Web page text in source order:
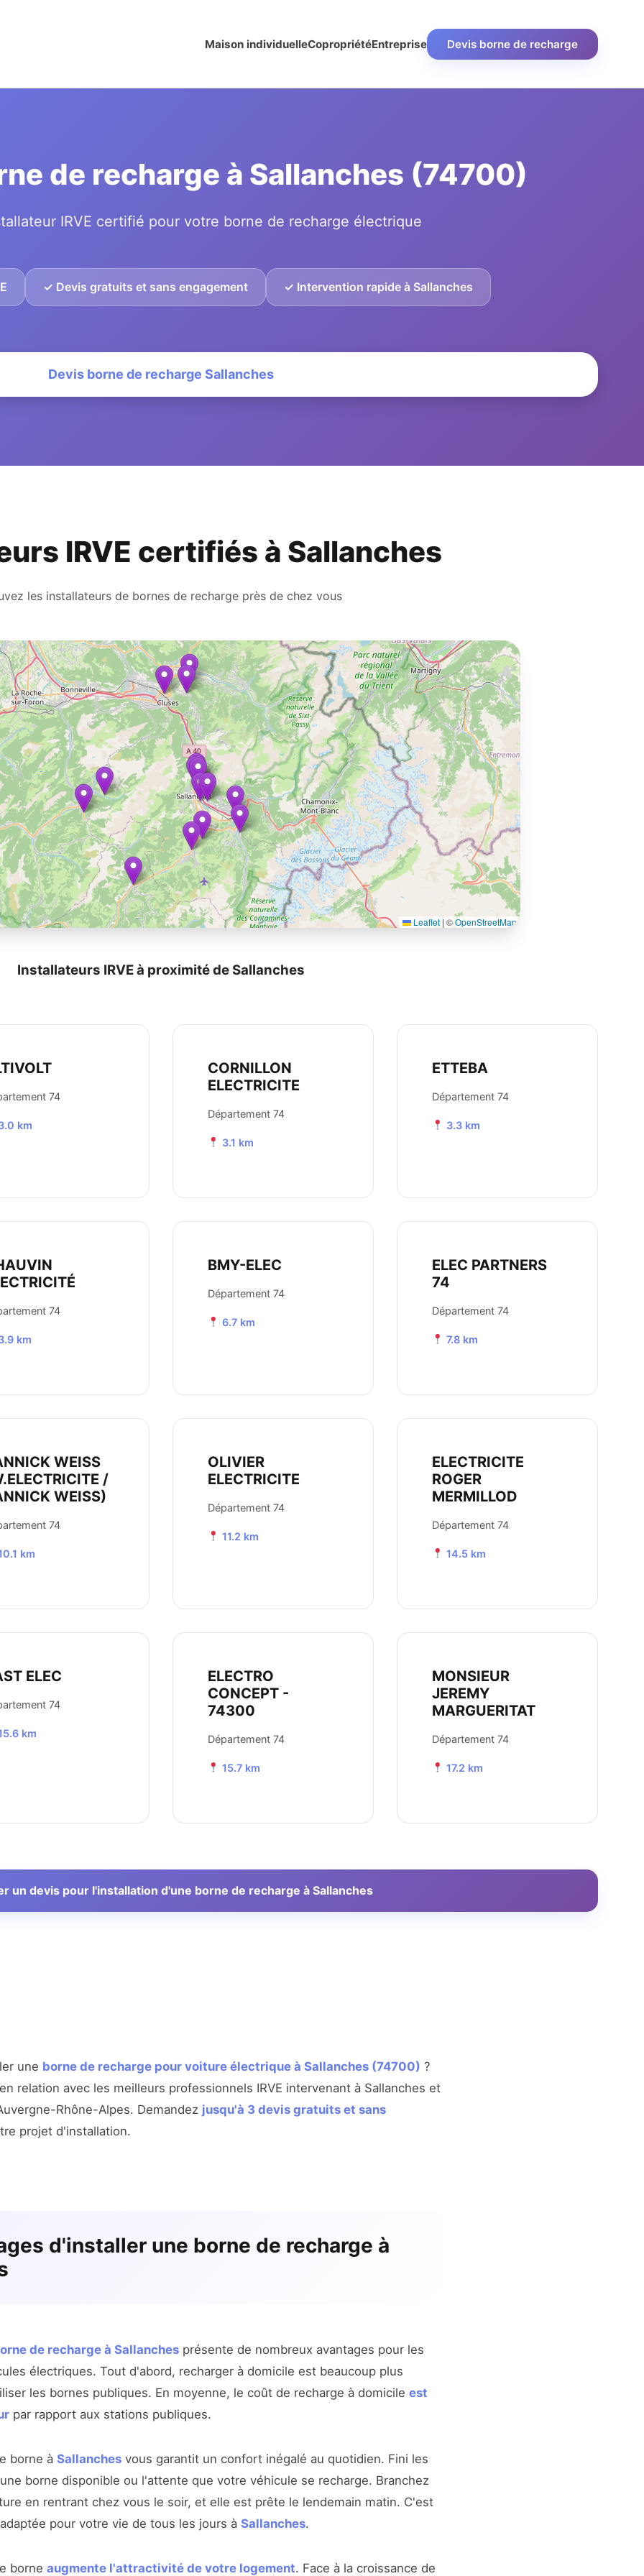
Maison individuelleCopropriétéEntreprise Devis borne de recharge
de recharge à Sallanches (74700)
IRVE certifié pour votre borne de recharge électrique
✓ Devis gratuits et sans engagement ✓ Intervention rapide à Sallanches
Devis borne de recharge Sallanches
IRVE certifiés à Sallanches
les installateurs de bornes de recharge près de chez vous
Leaflet | ©OpenStreetMap
Installateurs IRVE à proximité de Sallanches
74
km
CORNILLON
ELECTRICITE
Département 74
3.1 km
ETTEBA
Département 74
3.3 km
74
km
BMY-ELEC
Département 74
6.7 km
ELEC PARTNERS
74
Département 74
7.8 km
WEISS
/
WEISS)
74
km
OLIVIER
ELECTRICITE
Département 74
11.2 km
ELECTRICITE
ROGER
MERMILLOD
Département 74
14.5 km
ELEC
74
km
ELECTRO
CONCEPT -
74300
Département 74
15.7 km
MONSIEUR
JEREMY
MARGUERITAT
Département 74
17.2 km
un devis pour l'installation d'une borne de recharge à Sallanches
une borne de recharge pour voiture électrique à Sallanches (74700) ?
relation avec les meilleurs professionnels IRVE intervenant à Sallanches et
Rhône-Alpes. Demandez jusqu'à 3 devis gratuits et sans
projet d'installation.
d'installer une borne de recharge à
de recharge à Sallanches présente de nombreux avantages pour les
électriques. Tout d'abord, recharger à domicile est beaucoup plus
les bornes publiques. En moyenne, le coût de recharge à domicile est
par rapport aux stations publiques.
borne à Sallanches vous garantit un confort inégalé au quotidien. Fini les
borne disponible ou l'attente que votre véhicule se recharge. Branchez
en rentrant chez vous le soir, et elle est prête le lendemain matin. C'est
pour votre vie de tous les jours à Sallanches.
borne augmente l'attractivité de votre logement. Face à la croissance de